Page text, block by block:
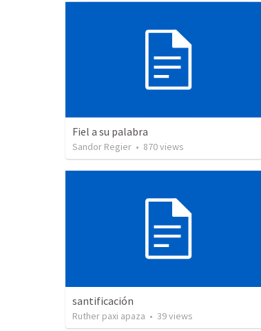
Fiel a su palabra
Sandor Regier • 870views
santificación
Ruther paxi apaza • 39views